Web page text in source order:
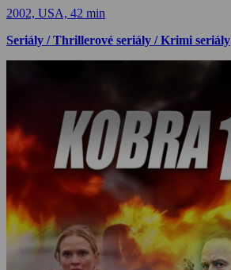
2002, USA, 42 min
Seriály / Thrillerové seriály / Krimi seriály